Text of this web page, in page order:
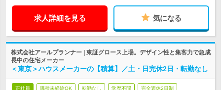
求人詳細を見る 気になる
株式会社アールプランナー | 東証グロース上場。デザイン性と集客力で急成
長中の住宅メーカー
＜東京＞ハウスメーカーの【積算】／土・日完休2日・転勤なし
正社員 職種未経験OK 転勤なし 学歴不問 完全週休2日制